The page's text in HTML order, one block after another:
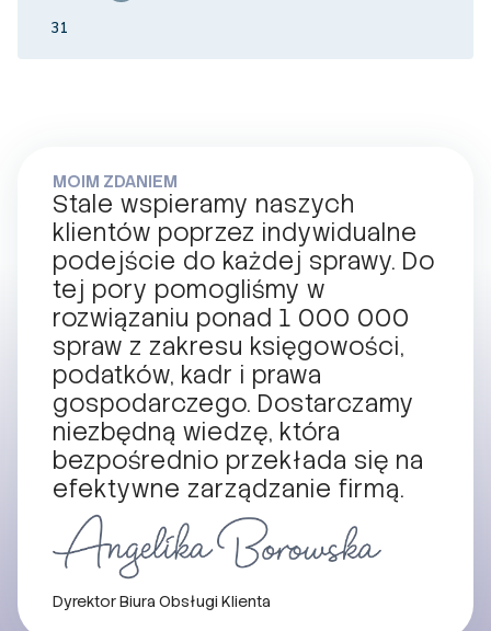
31
MOIM ZDANIEM
Stale wspieramy naszych
klientów poprzez indywidualne
podejście do każdej sprawy. Do
tej pory pomogliśmy w
rozwiązaniu ponad 1 000 000
spraw z zakresu księgowości,
podatków, kadr i prawa
gospodarczego. Dostarczamy
niezbędną wiedzę, która
bezpośrednio przekłada się na
efektywne zarządzanie firmą.
Dyrektor Biura Obsługi Klienta